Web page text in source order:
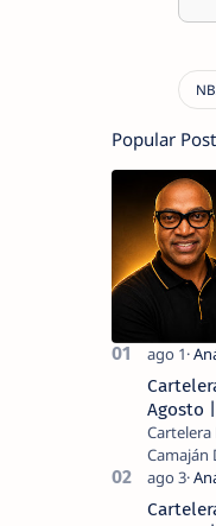
Popular
Agosto
Camaján